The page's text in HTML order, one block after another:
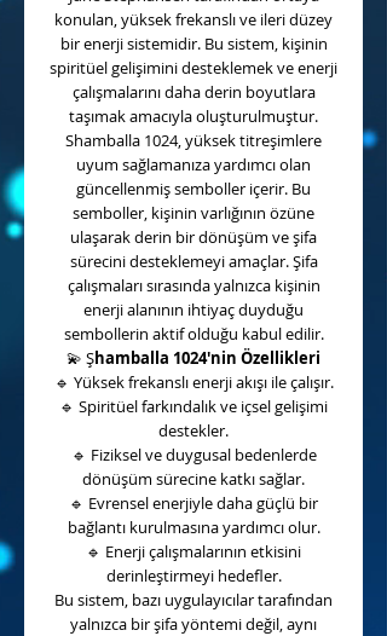
konulan, yüksek frekanslı ve ileri düzey
bir enerji sistemidir. Bu sistem, kişinin
spiritüel gelişimini desteklemek ve enerji
çalışmalarını daha derin boyutlara
taşımak amacıyla oluşturulmuştur.
Shamballa 1024, yüksek titreşimlere
uyum sağlamanıza yardımcı olan
güncellenmiş semboller içerir. Bu
semboller, kişinin varlığının özüne
ulaşarak derin bir dönüşüm ve şifa
sürecini desteklemeyi amaçlar. Şifa
çalışmaları sırasında yalnızca kişinin
enerji alanının ihtiyaç duyduğu
sembollerin aktif olduğu kabul edilir.
💫 Şhamballa 1024'nin Özellikleri
🔹 Yüksek frekanslı enerji akışı ile çalışır.
🔹 Spiritüel farkındalık ve içsel gelişimi
destekler.
🔹 Fiziksel ve duygusal bedenlerde
dönüşüm sürecine katkı sağlar.
🔹 Evrensel enerjiyle daha güçlü bir
bağlantı kurulmasına yardımcı olur.
🔹 Enerji çalışmalarının etkisini
derinleştirmeyi hedefler.
Bu sistem, bazı uygulayıcılar tarafından
yalnızca bir şifa yöntemi değil, aynı